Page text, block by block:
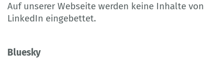
Auf unserer Webseite werden keine Inhalte von
LinkedIn eingebettet.
Bluesky